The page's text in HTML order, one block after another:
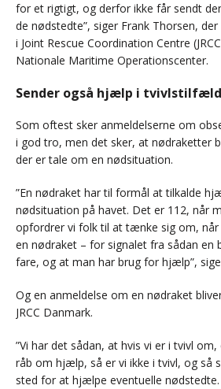
for et rigtigt, og derfor ikke får sendt
de nødstedte”, siger Frank Thorsen,
i Joint Rescue Coordination Centre
Nationale Maritime Operationscenter.
Sender også hjælp i
Som oftest sker anmeldelserne om
i god tro, men det sker, at nødraketter
der er tale om en nødsituation.
”En nødraket har til formål at tilkalde
nødsituation på havet. Det er 112, når
opfordrer vi folk til at tænke sig om,
en nødraket – for signalet fra sådan en
fare, og at man har brug for hjælp”,
Og en anmeldelse om en nødraket
JRCC Danmark.
”Vi har det sådan, at hvis vi er i tvivl
råb om hjælp, så er vi ikke i tvivl, og så
sted for at hjælpe eventuelle nødstedte.